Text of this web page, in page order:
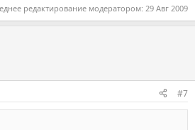
редактирование модератором: 29 Авг 2009
#7